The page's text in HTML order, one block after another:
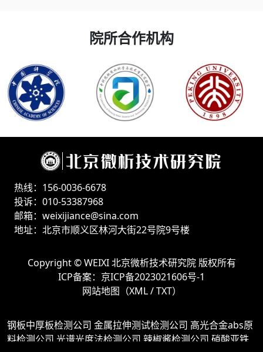
院所合作机构
热线：156-0036-6678
投诉：010-53387968
邮箱：weixijiance@sina.com
地址：北京市顺义区林河大街22号院9号楼
Copyright ©WEIXI 北京微析技术研究院版权所有
ICP备案： 京ICP备2023021606号-1
网站地图（XML/TXT）
钢板中厚板检测公司 金属拉伸测试检测公司 高光合金abs原
料检测公司 光谱光度法检测公司 辣椒酱检测公司 硝酸亚铁